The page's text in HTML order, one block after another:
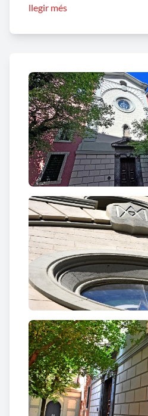
ésser consagrada l'any
És una església de planta de
sobre el creuer que està
columnes amb capitell
coberts per volta de canó.
hi ha el cor al qual s'hi arriba
queda dins d'una cambra
nord, hi ha una altra cambra
dues cambres articulen la
consta d'una porta amb
que suporten un fris
frontó, i més amunt un
gràcies a un ull de bou, que
una motllura circular i
remata amb un segon
llegir més